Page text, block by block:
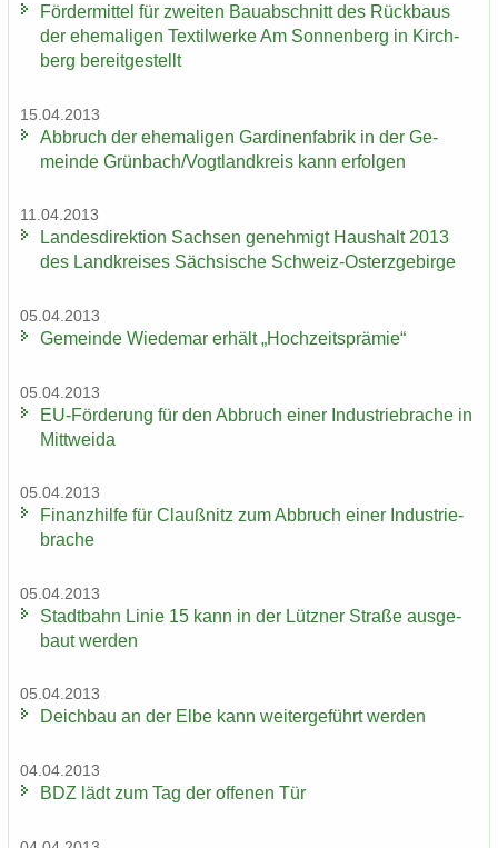
För­der­mit­tel für zwei­ten Bau­ab­schnitt des Rück­baus
der ehe­ma­li­gen Tex­til­wer­ke Am Son­nen­berg in Kirch­
berg be­reit­ge­stellt
15.04.2013
Ab­bruch der ehe­ma­li­gen Gar­di­nen­fa­brik in der Ge­
mein­de Grün­bach/Vogt­land­kreis kann er­fol­gen
11.04.2013
Lan­des­di­rek­ti­on Sach­sen ge­neh­migt Haus­halt 2013
des Land­krei­ses Säch­si­sche Schweiz-​Osterzgebirge
05.04.2013
Ge­mein­de Wie­de­mar er­hält „Hoch­zeits­prä­mie“
05.04.2013
EU-​Förderung für den Ab­bruch einer In­dus­trie­bra­che in
Mitt­wei­da
05.04.2013
Fi­nanz­hil­fe für Clau­ß­nitz zum Ab­bruch einer In­dus­trie­
bra­che
05.04.2013
Stadt­bahn Linie 15 kann in der Lütz­ner Stra­ße aus­ge­
baut wer­den
05.04.2013
Deich­bau an der Elbe kann wei­ter­ge­führt wer­den
04.04.2013
BDZ lädt zum Tag der of­fe­nen Tür